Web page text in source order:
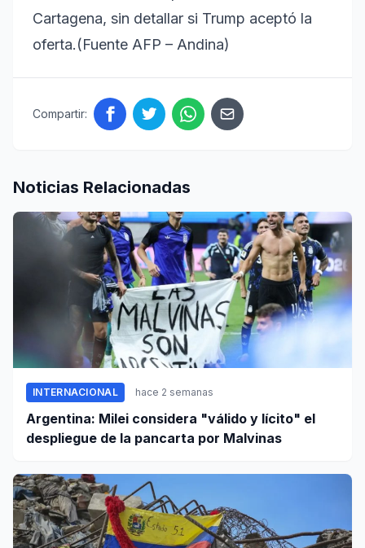
Cartagena, sin detallar si Trump aceptó la
oferta.(Fuente AFP – Andina)
Compartir:
Noticias Relacionadas
INTERNACIONAL hace 2 semanas
Argentina: Milei considera "válido y lícito" el
despliegue de la pancarta por Malvinas